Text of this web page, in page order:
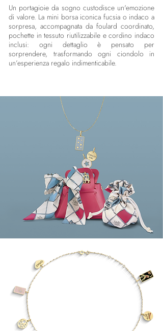
Un portagioie da sogno custodisce un'emozione
di valore. La mini borsa iconica fucsia o indaco a
sorpresa, accompagnata da foulard coordinato,
pochette in tessuto riutilizzabile e cordino indaco
inclusi: ogni dettaglio è pensato per
sorprendere, trasformando ogni ciondolo in
un’esperienza regalo indimenticabile.